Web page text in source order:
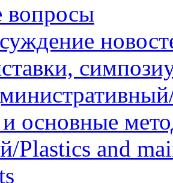
основные
Plastics and